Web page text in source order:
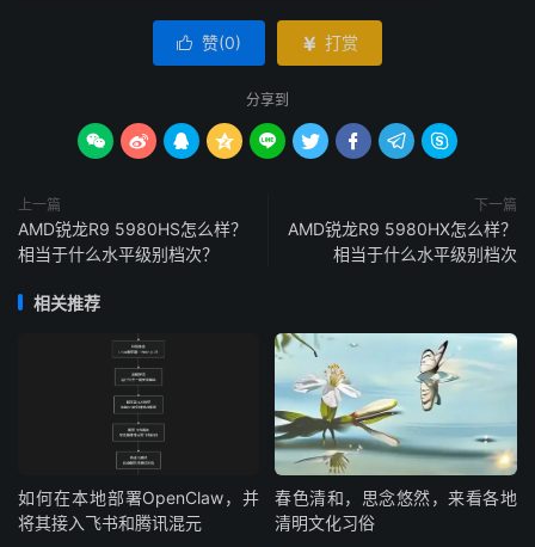
 赞(0)  打赏
分享到
        
上一篇
AMD锐龙R9 5980HS怎么样？
相当于什么水平级别档次？
下一篇
AMD锐龙R9 5980HX怎么样？
相当于什么水平级别档次
相关推荐
如何在本地部署OpenClaw，并
将其接入飞书和腾讯混元
春色清和，思念悠然，来看各地
清明文化习俗